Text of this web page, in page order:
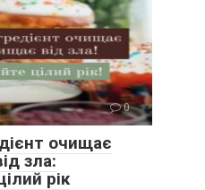
0
очищає
зла:
рік